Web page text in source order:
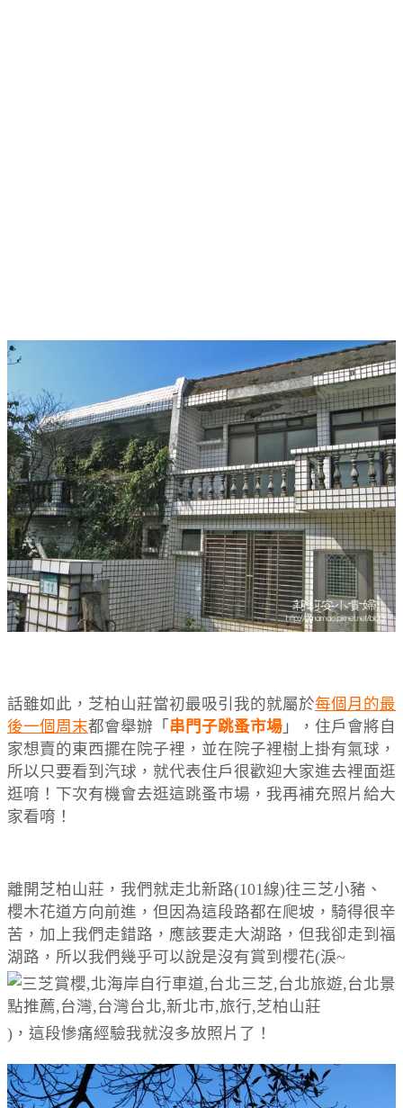
話雖如此，芝柏山莊當初最吸引我的就屬於每個月的最
後一個周末都會舉辦「 串 門子跳蚤市場 」，住戶會將自
家想賣的東西擺在院子裡，並在院子裡樹上掛有氣球，
所以只要看到汽球，就代表住戶很歡迎大家進去裡面逛
逛唷！下次有機會去逛這跳蚤市場，我再補充照片給大
家看唷！
離開芝柏山莊，我們就走北新路(101線)往三芝小豬、
櫻木花道方向前進，但因為這段路都在爬坡，騎得很辛
苦，加上我們走錯路，應該要走大湖路，但我卻走到福
湖路，所以我們幾乎可以說是沒有賞到櫻花(淚~
)，這段慘痛經驗我就沒多放照片了！